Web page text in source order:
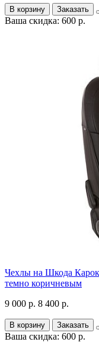
В корзину Заказать
Ваша скидка: 600 р.
Чехлы на Шкода Карок
темно коричневым
9 000 р. 8 400 р.
В корзину Заказать
Ваша скидка: 600 р.